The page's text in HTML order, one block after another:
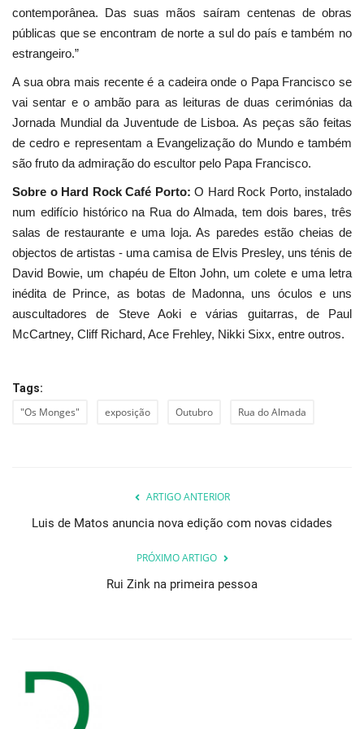
contemporânea. Das suas mãos saíram centenas de obras
públicas que se encontram de norte a sul do país e também no
estrangeiro.”
A sua obra mais recente é a cadeira onde o Papa Francisco se
vai sentar e o ambão para as leituras de duas cerimónias da
Jornada Mundial da Juventude de Lisboa. As peças são feitas
de cedro e representam a Evangelização do Mundo e também
são fruto da admiração do escultor pelo Papa Francisco.
Sobre o Hard Rock Café Porto: O Hard Rock Porto, instalado
num edifício histórico na Rua do Almada, tem dois bares, três
salas de restaurante e uma loja. As paredes estão cheias de
objectos de artistas - uma camisa de Elvis Presley, uns ténis de
David Bowie, um chapéu de Elton John, um colete e uma letra
inédita de Prince, as botas de Madonna, uns óculos e uns
auscultadores de Steve Aoki e várias guitarras, de Paul
McCartney, Cliff Richard, Ace Frehley, Nikki Sixx, entre outros.
Tags:
"Os Monges" exposição Outubro Rua do Almada
ARTIGO ANTERIOR
Luis de Matos anuncia nova edição com novas cidades
PRÓXIMO ARTIGO
Rui Zink na primeira pessoa